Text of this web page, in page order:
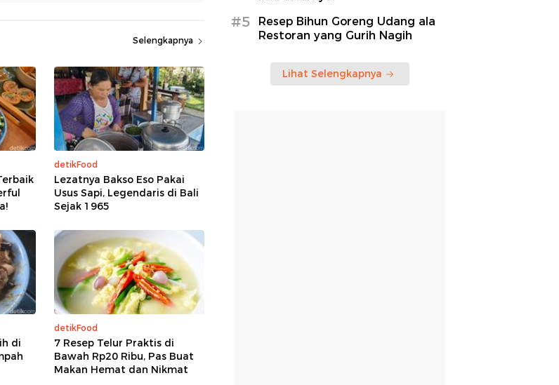
Selengkapnya
detikFood
Lezatnya Bakso Eso Pakai
Usus Sapi, Legendaris di Bali
Sejak 1965
di
detikFood
7 Resep Telur Praktis di
Bawah Rp20 Ribu, Pas Buat
Makan Hemat dan Nikmat
#5
Resep Bihun Goreng Udang ala
Restoran yang Gurih Nagih
Lihat Selengkapnya